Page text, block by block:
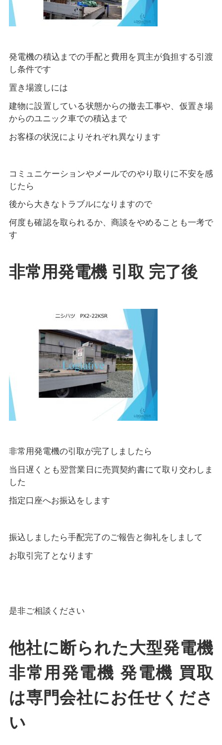
発電機の積込までの手配と費用を買主が負担する引渡
し条件です
置き場渡しには
建物に設置している状態からの撤去工事や、仮置き場
からのユニック車での積込まで
お客様の状況によりそれぞれ異なります
コミュニケーションやメールでのやり取りに不安を感
じたら
後から大きなトラブルになりますので
何度も確認を取られるか、商談をやめることも一考で
す
非常用発電機 引取 完了後
非常用発電機の引取が完了しましたら
当日遅くとも翌営業日に売買契約書にて取り交わしま
した
指定口座へお振込をします
振込しましたら手配完了のご報告と御礼をしまして
お取引完了となります
是非ご相談ください
他社に断られた大型発電機
非常用発電機 発電機 買取
は専門会社にお任せくださ
い